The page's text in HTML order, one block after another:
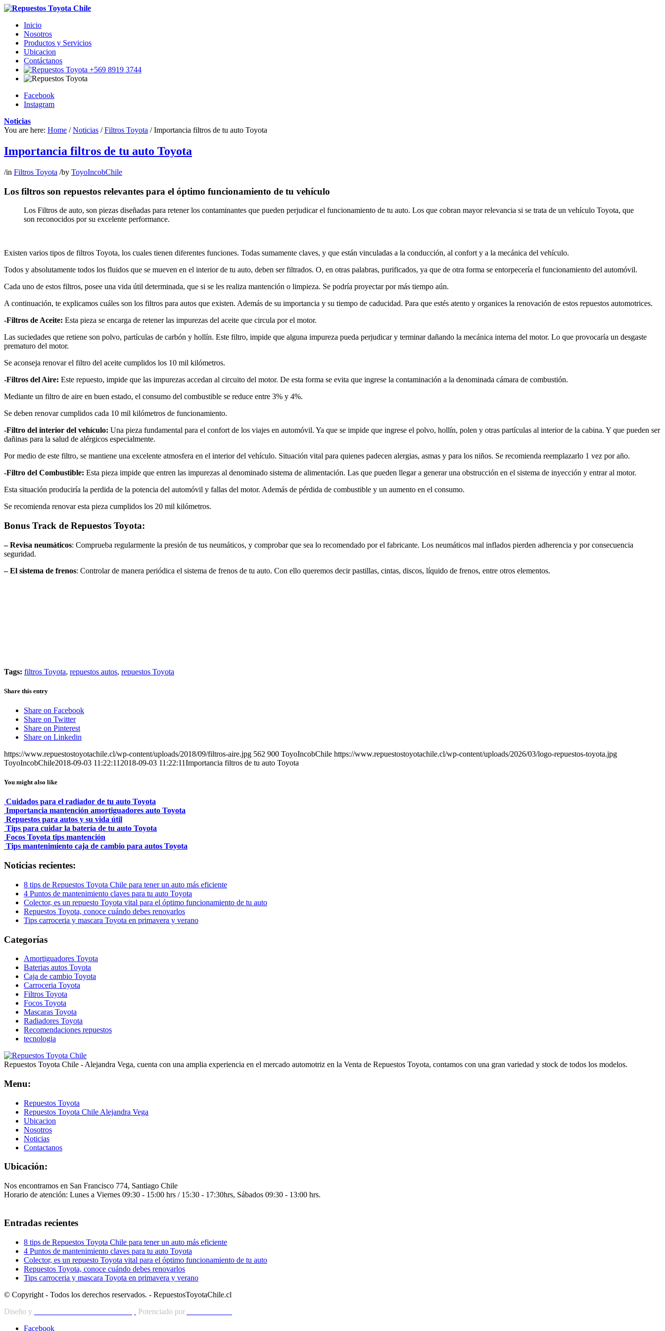
Inicio
Nosotros
Productos y Servicios
Ubicacion
Contáctanos
+569 8919 3744
Facebook
Instagram
Noticias
You are here: Home / Noticias / Filtros Toyota / Importancia filtros de tu auto Toyota
Importancia filtros de tu auto Toyota
/in Filtros Toyota /by ToyoIncobChile
Los filtros son repuestos relevantes para el óptimo funcionamiento de tu vehículo
Los Filtros de auto, son piezas diseñadas para retener los contaminantes que pueden perjudicar el funcionamiento de tu auto. Los que cobran mayor relevancia si se trata de un vehículo Toyota, que
son reconocidos por su excelente performance.
Existen varios tipos de filtros Toyota, los cuales tienen diferentes funciones. Todas sumamente claves, y que están vinculadas a la conducción, al confort y a la mecánica del vehículo.
Todos y absolutamente todos los fluidos que se mueven en el interior de tu auto, deben ser filtrados. O, en otras palabras, purificados, ya que de otra forma se entorpecería el funcionamiento del automóvil.
Cada uno de estos filtros, posee una vida útil determinada, que si se les realiza mantención o limpieza. Se podría proyectar por más tiempo aún.
A continuación, te explicamos cuáles son los filtros para autos que existen. Además de su importancia y su tiempo de caducidad. Para que estés atento y organices la renovación de estos repuestos automotrices.
-Filtros de Aceite: Esta pieza se encarga de retener las impurezas del aceite que circula por el motor.
Las suciedades que retiene son polvo, partículas de carbón y hollín. Este filtro, impide que alguna impureza pueda perjudicar y terminar dañando la mecánica interna del motor. Lo que provocaría un desgaste
prematuro del motor.
Se aconseja renovar el filtro del aceite cumplidos los 10 mil kilómetros.
-Filtros del Aire: Este repuesto, impide que las impurezas accedan al circuito del motor. De esta forma se evita que ingrese la contaminación a la denominada cámara de combustión.
Mediante un filtro de aire en buen estado, el consumo del combustible se reduce entre 3% y 4%.
Se deben renovar cumplidos cada 10 mil kilómetros de funcionamiento.
-Filtro del interior del vehículo: Una pieza fundamental para el confort de los viajes en automóvil. Ya que se impide que ingrese el polvo, hollín, polen y otras partículas al interior de la cabina. Y que pueden ser
dañinas para la salud de alérgicos especialmente.
Por medio de este filtro, se mantiene una excelente atmosfera en el interior del vehículo. Situación vital para quienes padecen alergias, asmas y para los niños. Se recomienda reemplazarlo 1 vez por año.
-Filtro del Combustible: Esta pieza impide que entren las impurezas al denominado sistema de alimentación. Las que pueden llegar a generar una obstrucción en el sistema de inyección y entrar al motor.
Esta situación produciría la perdida de la potencia del automóvil y fallas del motor. Además de pérdida de combustible y un aumento en el consumo.
Se recomienda renovar esta pieza cumplidos los 20 mil kilómetros.
Bonus Track de Repuestos Toyota:
– Revisa neumáticos: Comprueba regularmente la presión de tus neumáticos, y comprobar que sea lo recomendado por el fabricante. Los neumáticos mal inflados pierden adherencia y por consecuencia
seguridad.
– El sistema de frenos: Controlar de manera periódica el sistema de frenos de tu auto. Con ello queremos decir pastillas, cintas, discos, líquido de frenos, entre otros elementos.
Tags: filtros Toyota, repuestos autos, repuestos Toyota
Share this entry
Share on Facebook
Share on Twitter
Share on Pinterest
Share on Linkedin
https://www.repuestostoyotachile.cl/wp-content/uploads/2018/09/filtros-aire.jpg 562 900 ToyoIncobChile https://www.repuestostoyotachile.cl/wp-content/uploads/2026/03/logo-repuestos-toyota.jpg
ToyoIncobChile2018-09-03 11:22:11 2018-09-03 11:22:11Importancia filtros de tu auto Toyota
You might also like
Cuidados para el radiador de tu auto Toyota
Importancia mantención amortiguadores auto Toyota
Repuestos para autos y su vida útil
Tips para cuidar la batería de tu auto Toyota
Focos Toyota tips mantención
Tips mantenimiento caja de cambio para autos Toyota
Noticias recientes:
8 tips de Repuestos Toyota Chile para tener un auto más eficiente
4 Puntos de mantenimiento claves para tu auto Toyota
Colector, es un repuesto Toyota vital para el óptimo funcionamiento de tu auto
Repuestos Toyota, conoce cuándo debes renovarlos
Tips carroceria y mascara Toyota en primavera y verano
Categorías
Amortiguadores Toyota
Baterias autos Toyota
Caja de cambio Toyota
Carroceria Toyota
Filtros Toyota
Focos Toyota
Mascaras Toyota
Radiadores Toyota
Recomendaciones repuestos
tecnologia
Repuestos Toyota Chile - Alejandra Vega, cuenta con una amplia experiencia en el mercado automotriz en la Venta de Repuestos Toyota, contamos con una gran variedad y stock de todos los modelos.
Menu:
Repuestos Toyota
Repuestos Toyota Chile Alejandra Vega
Ubicacion
Nosotros
Noticias
Contactanos
Ubicación:
Nos encontramos en San Francisco 774, Santiago Chile
Horario de atención: Lunes a Viernes 09:30 - 15:00 hrs / 15:30 - 17:30hrs, Sábados 09:30 - 13:00 hrs.
Entradas recientes
8 tips de Repuestos Toyota Chile para tener un auto más eficiente
4 Puntos de mantenimiento claves para tu auto Toyota
Colector, es un repuesto Toyota vital para el óptimo funcionamiento de tu auto
Repuestos Toyota, conoce cuándo debes renovarlos
Tips carroceria y mascara Toyota en primavera y verano
© Copyright - Todos los derechos reservados. - RepuestosToyotaChile.cl
Diseño y
Potenciado por
Facebook